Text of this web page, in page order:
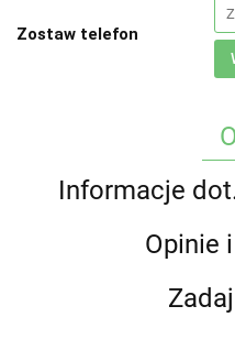
Zostaw telefon
Informacje
Opinie